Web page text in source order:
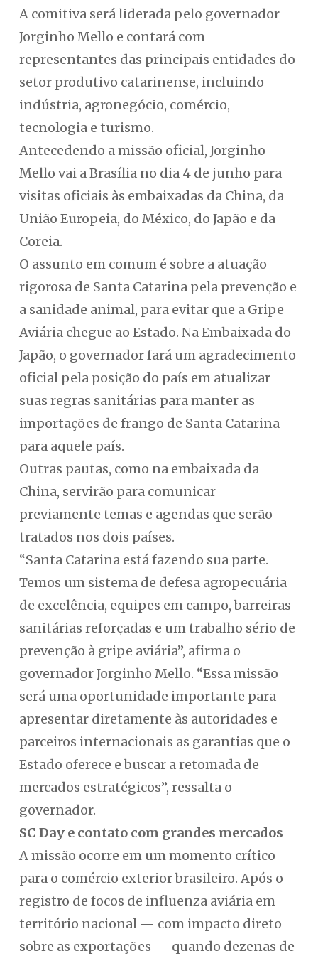
A comitiva será liderada pelo governador
Jorginho Mello e contará com
representantes das principais entidades do
setor produtivo catarinense, incluindo
indústria, agronegócio, comércio,
tecnologia e turismo.
Antecedendo a missão oficial, Jorginho
Mello vai a Brasília no dia 4 de junho para
visitas oficiais às embaixadas da China, da
União Europeia, do México, do Japão e da
Coreia.
O assunto em comum é sobre a atuação
rigorosa de Santa Catarina pela prevenção e
a sanidade animal, para evitar que a Gripe
Aviária chegue ao Estado. Na Embaixada do
Japão, o governador fará um agradecimento
oficial pela posição do país em atualizar
suas regras sanitárias para manter as
importações de frango de Santa Catarina
para aquele país.
Outras pautas, como na embaixada da
China, servirão para comunicar
previamente temas e agendas que serão
tratados nos dois países.
“Santa Catarina está fazendo sua parte.
Temos um sistema de defesa agropecuária
de excelência, equipes em campo, barreiras
sanitárias reforçadas e um trabalho sério de
prevenção à gripe aviária”, afirma o
governador Jorginho Mello. “Essa missão
será uma oportunidade importante para
apresentar diretamente às autoridades e
parceiros internacionais as garantias que o
Estado oferece e buscar a retomada de
mercados estratégicos”, ressalta o
governador.
SC Day e contato com grandes mercados
A missão ocorre em um momento crítico
para o comércio exterior brasileiro. Após o
registro de focos de influenza aviária em
território nacional — com impacto direto
sobre as exportações — quando dezenas de